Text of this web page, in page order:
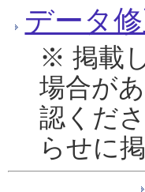
データ
※ 掲載
場合が
認くだ
らせに